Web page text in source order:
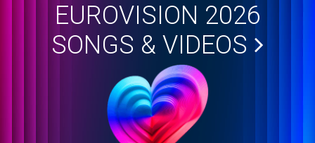
EUROVISION 2026
SONGS & VIDEOS